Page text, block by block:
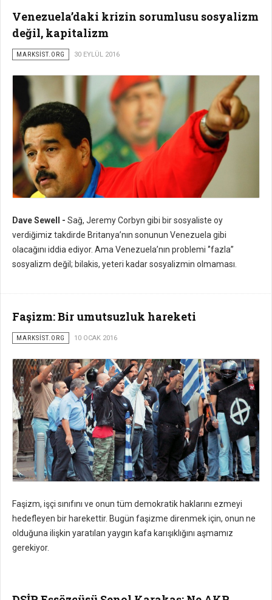
Venezuela’daki krizin sorumlusu sosyalizm
değil, kapitalizm
MARKSİST.ORG 30 EYLÜL 2016
Dave Sewell - Sağ, Jeremy Corbyn gibi bir sosyaliste oy
verdiğimiz takdirde Britanya’nın sonunun Venezuela gibi
olacağını iddia ediyor. Ama Venezuela’nın problemi ‘’fazla’’
sosyalizm değil; bilakis, yeteri kadar sosyalizmin olmaması.
Faşizm: Bir umutsuzluk hareketi
MARKSİST.ORG 10 OCAK 2016
Faşizm, işçi sınıfını ve onun tüm demokratik haklarını ezmeyi
hedefleyen bir harekettir. Bugün faşizme direnmek için, onun ne
olduğuna ilişkin yaratılan yaygın kafa karışıklığını aşmamız
gerekiyor.